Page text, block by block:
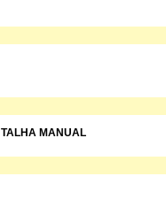
TALHA MANUAL